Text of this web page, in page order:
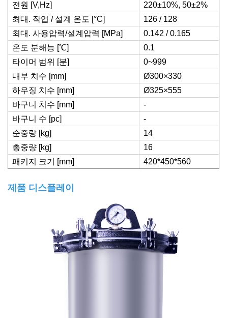
전원 [V,Hz]
220±10%, 50±2%
최대. 작업 / 설계 온도 [°C]
126 / 128
최대. 사용압력/설계압력 [MPa]
0.142 / 0.165
온도 분해능 [℃]
0.1
타이머 범위 [분]
0~999
내부 치수 [mm]
Ø300×330
하우징 치수 [mm]
Ø325×555
바구니 치수 [mm]
-
바구니 수 [pc]
-
순중량 [kg]
14
총중량 [kg]
16
패키지 크기 [mm]
420*450*560
제품 디스플레이